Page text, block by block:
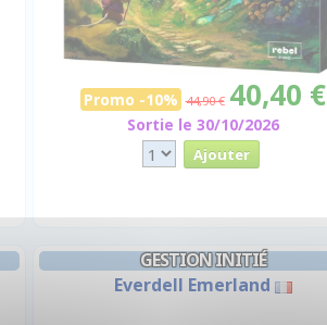
Promo -10% 44,90 € 40,40 €
Sortie le 30/10/2026
GESTION INITIÉ
Everdell Emerland